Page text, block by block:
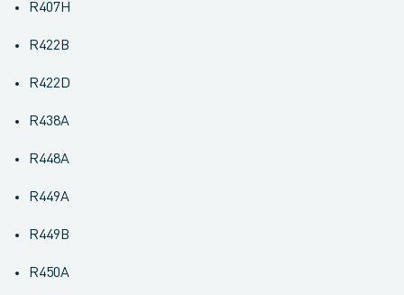
R407H
R422B
R422D
R438A
R448A
R449A
R449B
R450A